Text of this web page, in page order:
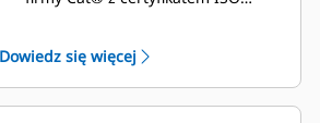
Dowiedz się więcej